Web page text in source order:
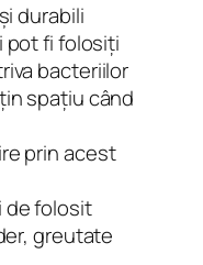
durabili
pot fi folosiţi
bacteriilor
spaţiu când
prin acest
de folosit
greutate